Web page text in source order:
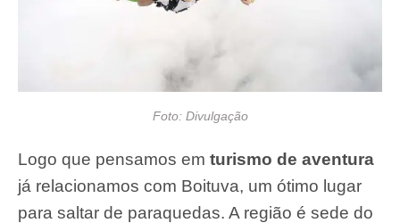
Foto: Divulgação
Logo que pensamos em turismo de aventura
já relacionamos com Boituva, um ótimo lugar
para saltar de paraquedas. A região é sede do